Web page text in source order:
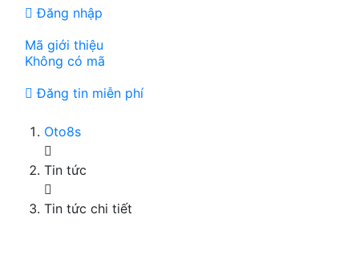
Đăng nhập
Mã giới thiệu
Không có mã
Đăng tin miễn phí
Oto8s
Tin tức
Tin tức chi tiết